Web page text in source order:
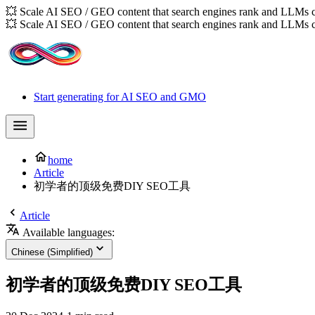
💥 Scale AI SEO / GEO content that search engines rank and LLMs
💥 Scale AI SEO / GEO content that search engines rank and LLMs
Start generating for AI SEO and GMO
home
Article
初学者的顶级免费DIY SEO工具
Article
Available languages:
Chinese (Simplified)
初学者的顶级免费DIY SEO工具